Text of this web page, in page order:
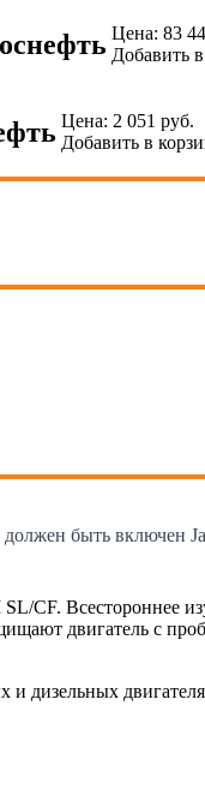
Цена: 83
Добавить
Цена: 2 051 руб.
Добавить в
быть включен
CF. Всестороннее
двигатель с